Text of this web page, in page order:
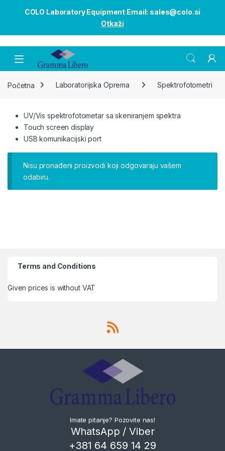
COLO Laboratory Equipment Email: sales@colo.si
Otkaži
Open
Početna Laboratorijska Oprema Spektrofotometri
UV/Vis spektrofotometar sa skeniranjem spektra
Touch screen display
USB komunikacijski port
Nisu pronađeni proizvodi koji odgovaraju vašem
odabiru.
Terms and Conditions
Given prices is without VAT
Imate pitanje? Pozovite nas!
WhatsApp / Viber
+381 64 659 14 29